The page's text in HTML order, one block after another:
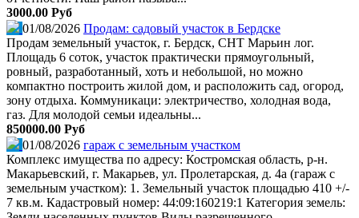
3000.00 Руб
01/08/2026 Продам: садовый участок в Бердске
Продам земельный участок, г. Бердск, СНТ Марьин лог.
Площадь 6 соток, участок практически прямоугольный,
ровный, разработанный, хоть и небольшой, но можно
компактно построить жилой дом, и расположить сад, огород,
зону отдыха. Коммуникаци: электричество, холодная вода,
газ. Для молодой семьи идеальны...
850000.00 Руб
01/08/2026 гараж с земельным участком
Комплекс имущества по адресу: Костромская область, р-н.
Макарьевский, г. Макарьев, ул. Пролетарская, д. 4а (гараж с
земельным участком): 1. Земельный участок площадью 410 +/-
7 кв.м. Кадастровый номер: 44:09:160219:1 Категория земель: